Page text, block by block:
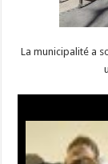
La municipalité a